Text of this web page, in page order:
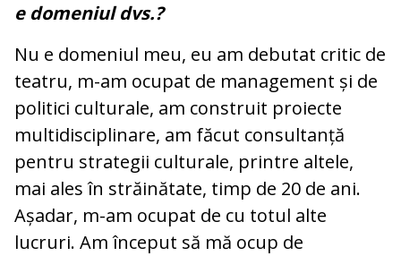
e domeniul dvs.?
Nu e domeniul meu, eu am debutat critic de
teatru, m-am ocupat de management și de
politici culturale, am construit proiecte
multidisciplinare, am făcut consultanță
pentru strategii culturale, printre altele,
mai ales în străinătate, timp de 20 de ani.
Așadar, m-am ocupat de cu totul alte
lucruri. Am început să mă ocup de